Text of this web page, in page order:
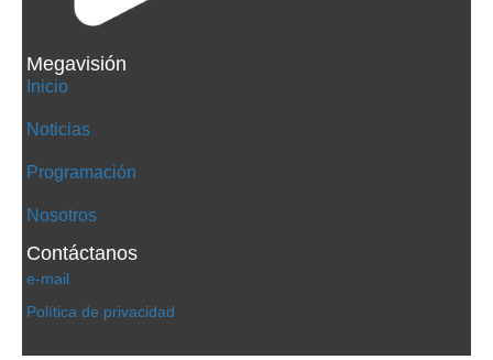
Megavisión
Inicio
Noticias
Programación
Nosotros
Contáctanos
e-mail
Política de privacidad